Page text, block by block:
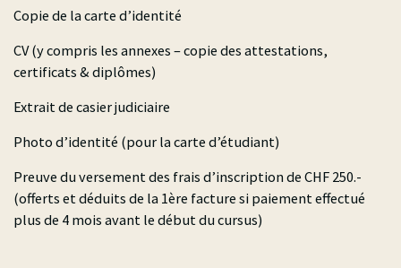
Copie de la carte d’identité
CV (y compris les annexes – copie des attestations,
certificats & diplômes)
Extrait de casier judiciaire
Photo d’identité (pour la carte d’étudiant)
Preuve du versement des frais d’inscription de CHF 250.-
(offerts et déduits de la 1ère facture si paiement effectué
plus de 4 mois avant le début du cursus)